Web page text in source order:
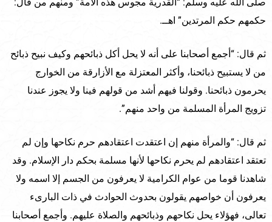
حكمهم حكم المرتدين” اهــ.
ثم قال: “أجمع أصحابنا على أنه لا يحل أكل ذبائحهم وكيف نبيح ذبائح
من لا يستبيح ذبائحنا، وأكثر المعتزلة مع الأزارقة من الخوارج
يحرمون ذبائحنا. وقولنا فيهم أشد من قولهم فينا ولا يجوز عندنا
تزويج المرأة المسلمة من واحد منهم”.
ثم قال: “والمرأة منهم إن اعتقدت اعتقادهم حرم نكاحها وإن لم
تعتقد اعتقادهم لم يحرم نكاحها لأنها مسلمة بحكم دار الإسلام. وقد
شاهدنا قوما من عوام الكرامية لا يعرفون من الجسم إلا اسمه ولا
يعرفون أن خواصهم يقولون بحدوث الحوادث في ذات البارىء
تعالى، فهؤلاء يحل نكاحهم وذبائحهم والصلاة عليهم. وأجمع أصحابنا